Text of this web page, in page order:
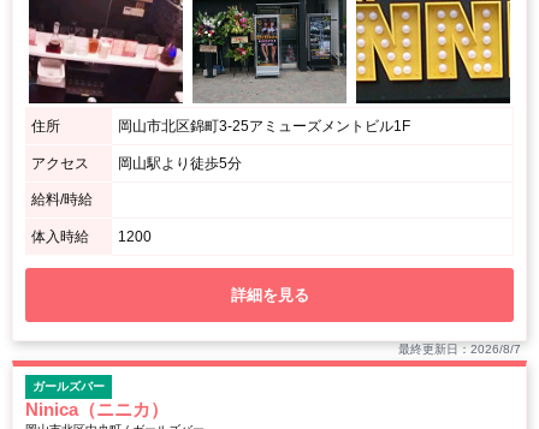
住所 岡山市北区錦町3-25アミューズメントビル1F
アクセス 岡山駅より徒歩5分
給料/時給
体入時給 1200
詳細を見る
最終更新日：2026/8/7
ガールズバー
Ninica（ニニカ）